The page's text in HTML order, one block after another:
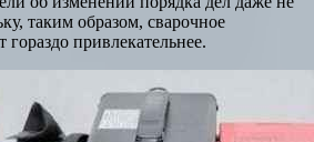
таким образом, сварочное
привлекательнее.